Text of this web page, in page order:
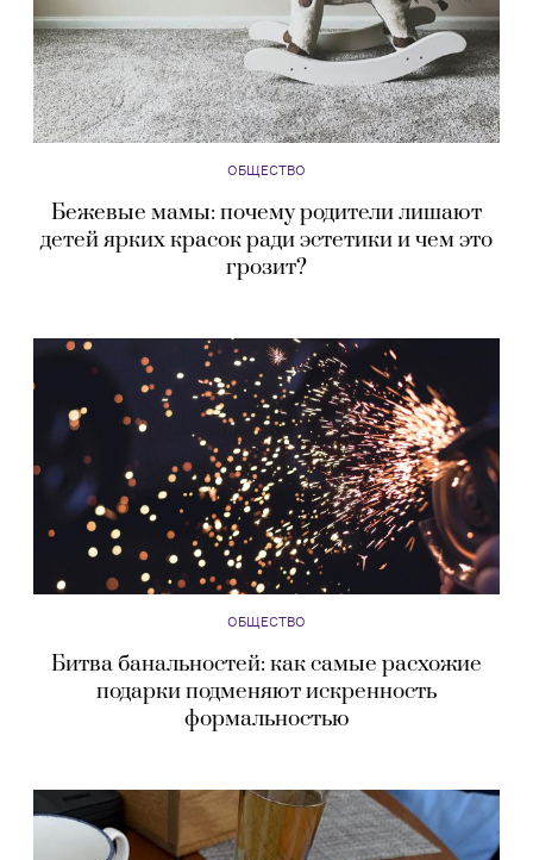
ОБЩЕСТВО
Бежевые мамы: почему родители лишают
детей ярких красок ради эстетики и чем это
грозит?
ОБЩЕСТВО
Битва банальностей: как самые расхожие
подарки подменяют искренность
формальностью